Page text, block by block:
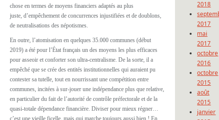
chose en termes de moyens financiers adaptés au plus
juste, d’empêchement de concurrences injustifiées et de doublons,
de neutralisations des népotismes.
En outre, l’atomisation en quelques 35.000 communes (début
2019) a été pour l’État français un des moyens les plus efficaces
pour asseoir et conforter son ultra-centralisme. De la sorte, il a
empêché que se crée des entités institutionnelles qui auraient pu
contester sa tutelle, tout en nourrissant une compétition entre
communes, incitées à sur-jouer une indépendance plus que relative,
en particulier du fait de l’autorité de contrôle préfectorale et de la
quasi-totale dépendance financière. Diviser pour mieux régner…
2018
2017
mai
2017
octobre
2016
octobre
2015
août
2015
janvier